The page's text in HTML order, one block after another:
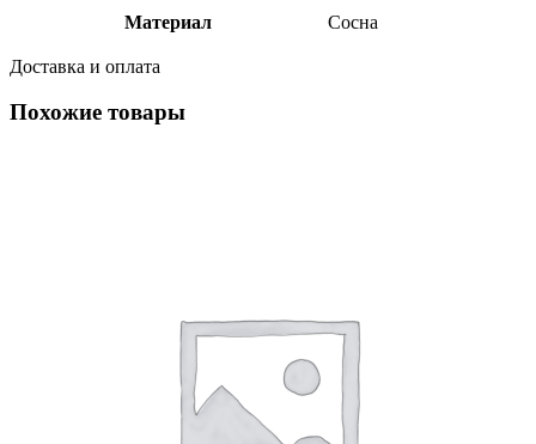
Материал Сосна
Доставка и оплата
Похожие товары